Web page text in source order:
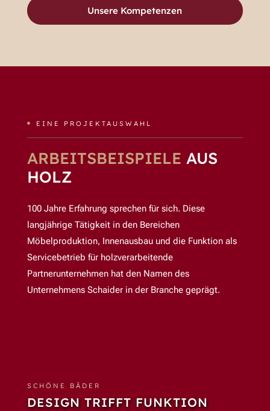
Unsere Kompetenzen
 EINE PROJEKTAUSWAHL
ARBEITSBEISPIELE AUS
HOLZ
100 Jahre Erfahrung sprechen für sich. Diese
langjährige Tätigkeit in den Bereichen
Möbelproduktion, Innenausbau und die Funktion als
Servicebetrieb für holzverarbeitende
Partnerunternehmen hat den Namen des
Unternehmens Schaider in der Branche geprägt.
SCHÖNE BÄDER
DESIGN TRIFFT FUNKTION